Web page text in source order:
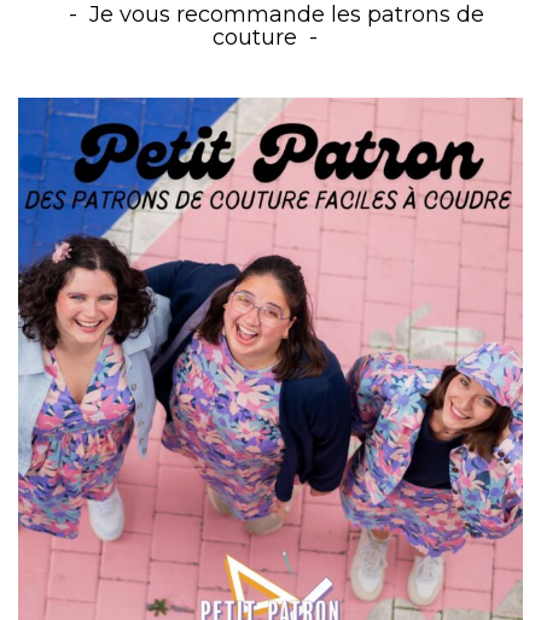
Je vous recommande les patrons de
couture